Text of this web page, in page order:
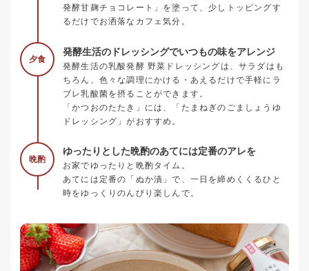
発酵甘麹チョコレート」を塗って、少しトッピングす
るだけでお洒落なカフェ気分。
夕食
発酵生活のドレッシングでいつもの味をアレンジ
発酵生活の乳酸発酵 野菜ドレッシングは、サラダはも
ちろん、色々な調理にかける・あえるだけで手軽にラ
ブレ乳酸菌を摂ることができます。
「かつおのたたき」には、「たまねぎのごましょうゆ
ドレッシング」がおすすめ。
晩酌
ゆったりとした晩酌のあてには定番のアレを
お家でゆったりと晩酌タイム。
あてには定番の「ぬか漬」で、一日を締めくくるひと
時をゆっくりのんびり楽しんで。